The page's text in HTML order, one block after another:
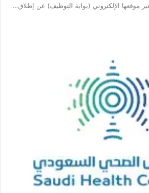
موقعها الإلكتروني (بوابة التوظيف) عن إطلاق…